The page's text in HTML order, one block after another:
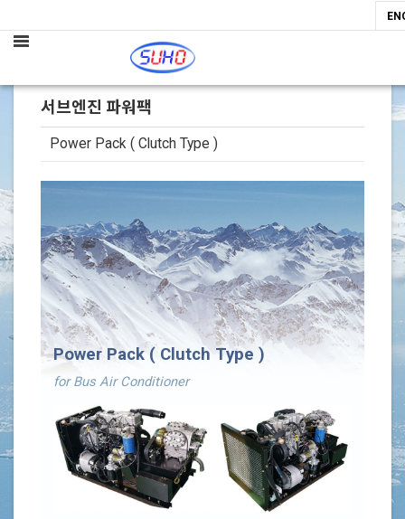
서브엔진 파워팩
Power Pack ( Clutch Type )
Power Pack ( Clutch Type )
for Bus Air Conditioner